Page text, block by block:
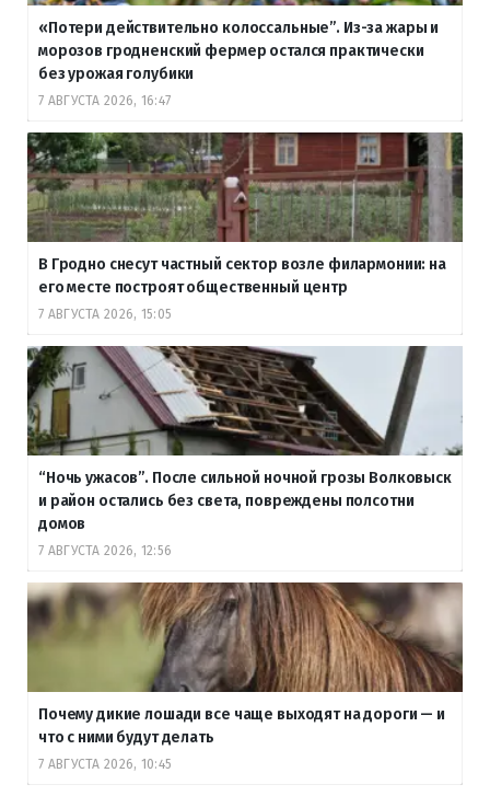
«Потери действительно колоссальные”. Из-за жары и
морозов гродненский фермер остался практически
без урожая голубики
7 АВГУСТА 2026, 16:47
В Гродно снесут частный сектор возле филармонии: на
его месте построят общественный центр
7 АВГУСТА 2026, 15:05
“Ночь ужасов”. После сильной ночной грозы Волковыск
и район остались без света, повреждены полсотни
домов
7 АВГУСТА 2026, 12:56
Почему дикие лошади все чаще выходят на дороги — и
что с ними будут делать
7 АВГУСТА 2026, 10:45